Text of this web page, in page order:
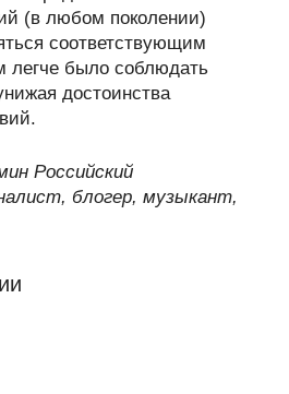
(в любом поколении)
соответствующим
легче было соблюдать
достоинства
Российский
блогер, музыкант,